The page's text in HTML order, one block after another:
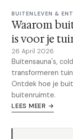
BUITENLEVEN &
Waarom
is voor je
26 April 2026
Buitensauna's,
transformeren
Ontdek hoe je
buitenruimte.
LEES MEER →